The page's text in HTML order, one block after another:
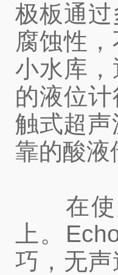
极板通
腐蚀性
小水库
的液位
触式超声
靠的酸液
在使用
上。
巧，无